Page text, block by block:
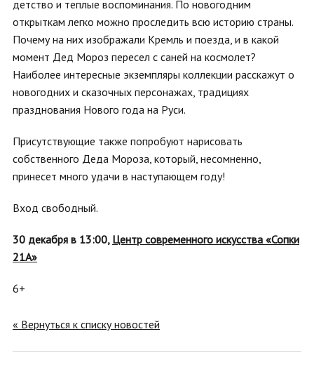
детство и теплые воспоминания. По новогодним
открыткам легко можно проследить всю историю страны.
Почему на них изображали Кремль и поезда, и в какой
момент Дед Мороз пересел с саней на космолет?
Наиболее интересные экземпляры коллекции расскажут о
новогодних и сказочных персонажах, традициях
празднования Нового года на Руси.
Присутствующие также попробуют нарисовать
собственного Деда Мороза, который, несомненно,
принесет много удачи в наступающем году!
Вход свободный.
30 декабря в 13:00, Центр современного искусства «Сопки
21А»
6+
« Вернуться к списку новостей